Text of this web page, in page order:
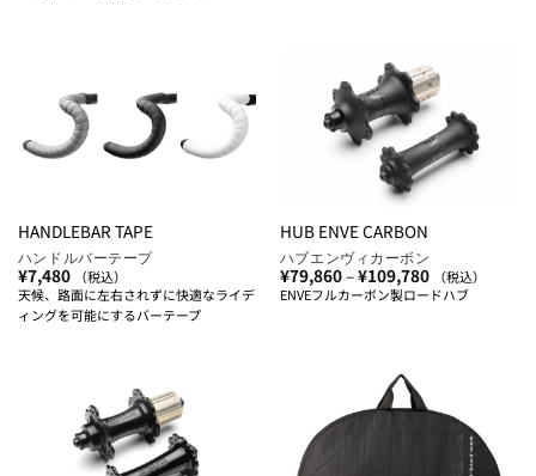
HANDLEBAR TAPE
ハンドルバーテープ
¥7,480
（税込）
天候、路面に左右されずに快適なライデ
ィングを可能にするバーテープ
HUB ENVE CARBON
ハブエンヴィカーボン
¥79,860–¥109,780価
格
帯:
（税込）
ENVEフルカーボン製ロードハブ